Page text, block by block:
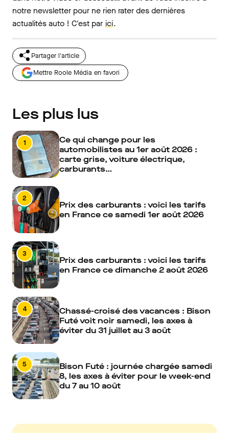
notre newsletter pour ne rien rater des dernières
actualités auto ! C'est par ici.
Partager l'article
Mettre Roole Média en favori
Les plus lus
1
Ce qui change pour les
automobilistes au 1er août 2026 :
carte grise, voiture électrique,
carburants…
2
Prix des carburants : voici les tarifs
en France ce samedi 1er août 2026
3
Prix des carburants : voici les tarifs
en France ce dimanche 2 août 2026
4
Chassé-croisé des vacances : Bison
Futé voit noir samedi, les axes à
éviter du 31 juillet au 3 août
5
Bison Futé : journée chargée samedi
8, les axes à éviter pour le week-end
du 7 au 10 août